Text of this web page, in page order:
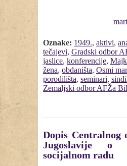
Oznake: 1949., aktivi,
tečajevi, Gradski odbor
jaslice, konferencije,
žena, obdaništa, Osmi
porodilišta, seminari,
Zemaljski odbor AFŽa
Dopis Centralnog
Jugoslavije o
socijalnom radu